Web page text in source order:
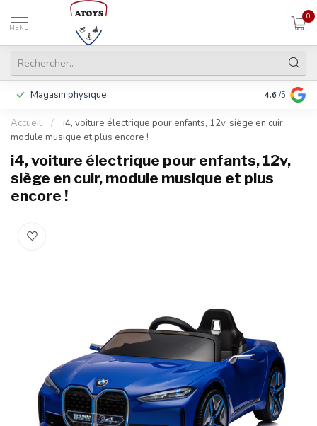
MENU
0
Magasin physique Payer en 3
4.6 /5
Accueil /
i4, voiture électrique pour enfants, 12v, siège en cuir,
module musique et plus encore !
i4, voiture électrique pour enfants, 12v,
siège en cuir, module musique et plus
encore !